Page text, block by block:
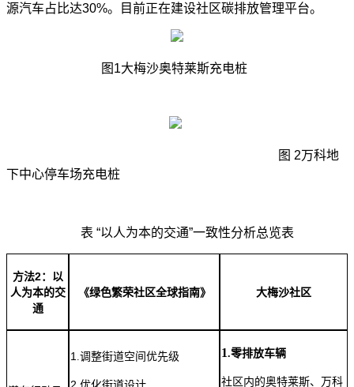
源汽车占比达30%。目前正在建设社区碳排放管理平台。
图 1大梅沙奥特莱斯充电桩
图 2万科地
下中心停车场充电桩
表 “以人为本的交通”一致性分析总览表
方法2：以
人为本的交
通
《绿色繁荣社区全球指南》 大梅沙社区
1 .调整街道空间优先级 1.零排放车辆
社区内的奥特莱斯、万科